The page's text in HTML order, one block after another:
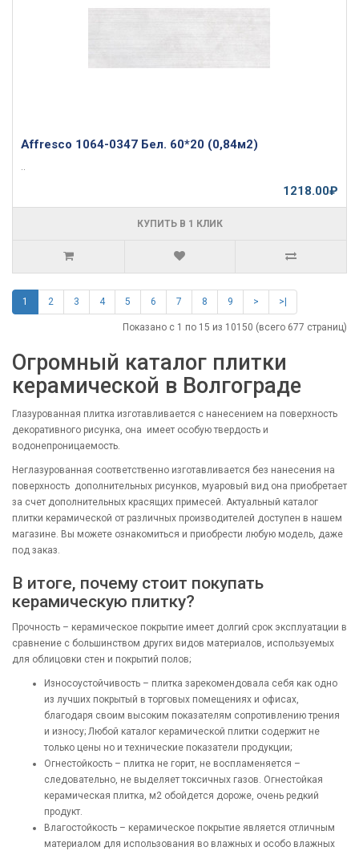
Affresco 1064-0347 Бел. 60*20 (0,84м2)
..
1218.00₽
КУПИТЬ В 1 КЛИК
1 2 3 4 5 6 7 8 9 > >|
Показано с 1 по 15 из 10150 (всего 677 страниц)
Огромный каталог плитки
керамической в Волгограде
Глазурованная плитка изготавливается с нанесением на поверхность
декоративного рисунка, она имеет особую твердость и
водонепроницаемость.
Неглазурованная соответственно изготавливается без нанесения на
поверхность дополнительных рисунков, муаровый вид она приобретает
за счет дополнительных красящих примесей. Актуальный каталог
плитки керамической от различных производителей доступен в нашем
магазине. Вы можете ознакомиться и приобрести любую модель, даже
под заказ.
В итоге, почему стоит покупать
керамическую плитку?
Прочность – керамическое покрытие имеет долгий срок эксплуатации в
сравнение с большинством других видов материалов, используемых
для облицовки стен и покрытий полов;
Износоустойчивость – плитка зарекомендовала себя как одно
из лучших покрытый в торговых помещениях и офисах,
благодаря своим высоким показателям сопротивлению трения
и износу; Любой каталог керамической плитки содержит не
только цены но и технические показатели продукции;
Огнестойкость – плитка не горит, не воспламеняется –
следовательно, не выделяет токсичных газов. Огнестойкая
керамическая плитка, м2 обойдется дороже, очень редкий
продукт.
Влагостойкость – керамическое покрытие является отличным
материалом для использования во влажных и особо влажных